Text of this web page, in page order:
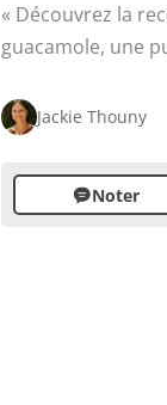
Découvrez la
guacamole, une
Jackie Thouny
Noter